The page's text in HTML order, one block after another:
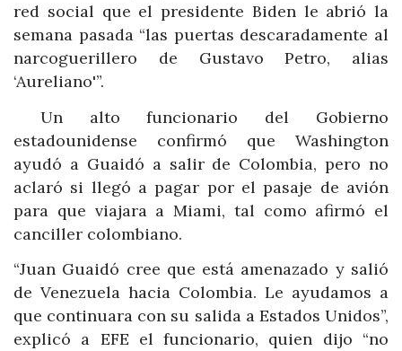
red social que el presidente Biden le abrió la
semana pasada “las puertas descaradamente al
narcoguerillero de Gustavo Petro, alias
‘Aureliano'”.
Un alto funcionario del Gobierno
estadounidense confirmó que Washington
ayudó a Guaidó a salir de Colombia, pero no
aclaró si llegó a pagar por el pasaje de avión
para que viajara a Miami, tal como afirmó el
canciller colombiano.
“Juan Guaidó cree que está amenazado y salió
de Venezuela hacia Colombia. Le ayudamos a
que continuara con su salida a Estados Unidos”,
explicó a EFE el funcionario, quien dijo “no